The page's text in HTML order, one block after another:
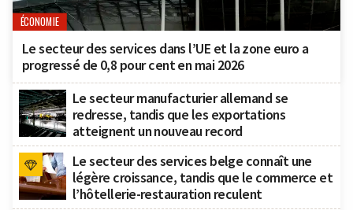
ÉCONOMIE
Le secteur des services dans l’UE et la zone euro a
progressé de 0,8 pour cent en mai 2026
Le secteur manufacturier allemand se
redresse, tandis que les exportations
atteignent un nouveau record
Le secteur des services belge connaît une
légère croissance, tandis que le commerce et
l’hôtellerie-restauration reculent